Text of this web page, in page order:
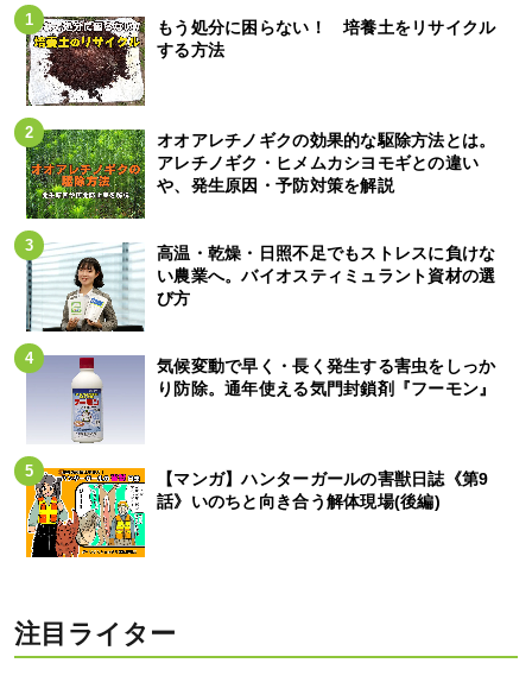
もう処分に困らない！ 培養土をリサイクル
する方法
オオアレチノギクの効果的な駆除方法とは。
アレチノギク・ヒメムカシヨモギとの違い
や、発生原因・予防対策を解説
高温・乾燥・日照不足でもストレスに負けな
い農業へ。バイオスティミュラント資材の選
び方
気候変動で早く・長く発生する害虫をしっか
り防除。通年使える気門封鎖剤『フーモン』
【マンガ】ハンターガールの害獣日誌《第9
話》いのちと向き合う解体現場(後編)
注目ライター